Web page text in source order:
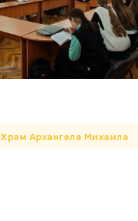
Храм Архангела Михаила